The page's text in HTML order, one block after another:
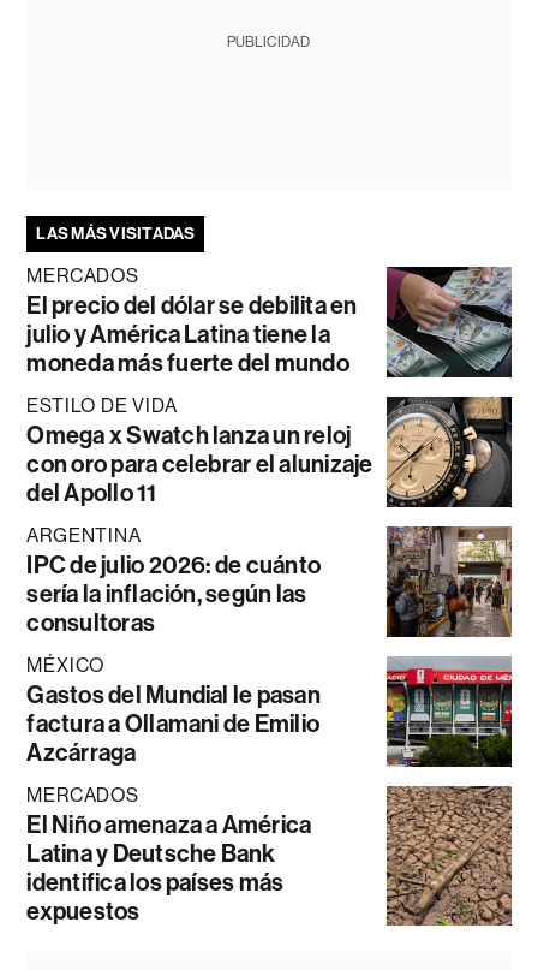
PUBLICIDAD
LAS MÁS VISITADAS
MERCADOS
El precio del dólar se debilita en
julio y América Latina tiene la
moneda más fuerte del mundo
ESTILO DE VIDA
Omega x Swatch lanza un reloj
con oro para celebrar el alunizaje
del Apollo 11
ARGENTINA
IPC de julio 2026: de cuánto
sería la inflación, según las
consultoras
MÉXICO
Gastos del Mundial le pasan
factura a Ollamani de Emilio
Azcárraga
MERCADOS
El Niño amenaza a América
Latina y Deutsche Bank
identifica los países más
expuestos